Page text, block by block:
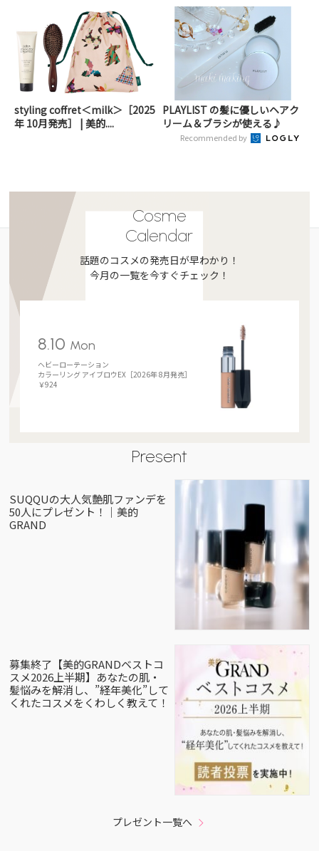
styling coffret＜milk＞［2025
年 10月発売］ | 美的....
PLAYLIST の髪に優しいヘアク
リーム＆ブラシが使える♪
Recommended by
Cosme
Calendar
話題のコスメの発売日が早わかり！
今月の一覧を今すぐチェック！
8.10 Mon
ヘビーローテーション
カラーリング アイブロウEX［2026年 8月発売］
￥924
Present
SUQQUの大人気艶肌ファンデを
50人にプレゼント！｜美的
GRAND
募集終了【美的GRANDベストコ
スメ2026上半期】あなたの肌・
髪悩みを解消し、”経年美化”して
くれたコスメをくわしく教えて！
プレゼント一覧へ